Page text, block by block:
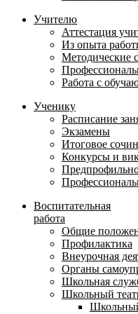
Учителю
Аттестация
Из опыта
Методические
Работа с
Ученику
Расписание
Экзамены
Итоговое
Конкурсы и
Воспитательная
работа
Общие
Профилактика
Внеурочная
Органы
Школьная
Школьный